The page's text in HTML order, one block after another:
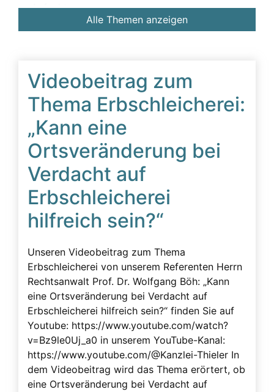
Videobeitrag zum
Thema Erbschleicherei:
„Kann eine
Ortsveränderung bei
Verdacht auf
Erbschleicherei
hilfreich sein?“
Unseren Videobeitrag zum Thema
Erbschleicherei von unserem Referenten Herrn
Rechtsanwalt Prof. Dr. Wolfgang Böh: „Kann
eine Ortsveränderung bei Verdacht auf
Erbschleicherei hilfreich sein?“ finden Sie auf
Youtube: https://www.youtube.com/watch?
v=Bz9le0Uj_a0 in unserem YouTube-Kanal:
https://www.youtube.com/@Kanzlei-Thieler In
dem Videobeitrag wird das Thema erörtert, ob
eine Ortsveränderung bei Verdacht auf
Anfechtung
Angehörige
Äußerer Tatbestand: Diffamierung von
Familienmitgliedern
Beeinflussung
Beeinflussung – unzulässig
Beeinflussung – Unzulässige – Alarmsignale
Beeinflussung unzulässig
Besuchsverbot
Betreuung
Detektiv
Erblasser
Erbscheicherei aus dem sozialen Bereich des
Erblassers
Erbschleicher
Erbschleicher Alarmsignale
Erbschleicherei
Alle Themen anzeigen